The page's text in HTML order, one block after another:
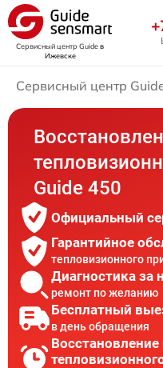
Сервисный центр Guideв
Ижевске
Сервисный центр
Guide 450
Официальный
Гарантийное
тепловизионного
Диагностика за
ремонт по желанию
Бесплатный
в день обращения